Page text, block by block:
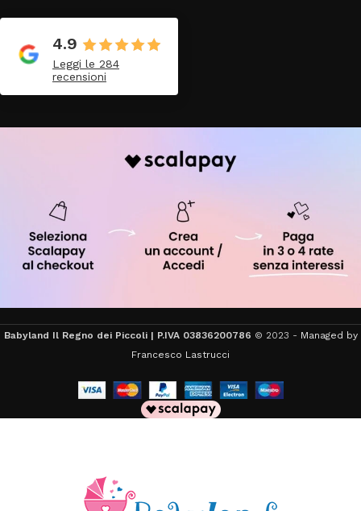
4.9
Leggi le 284
recensioni
Babyland Il Regno dei Piccoli | P.IVA 03836200786 © 2023 - Managed by
Francesco Lastrucci